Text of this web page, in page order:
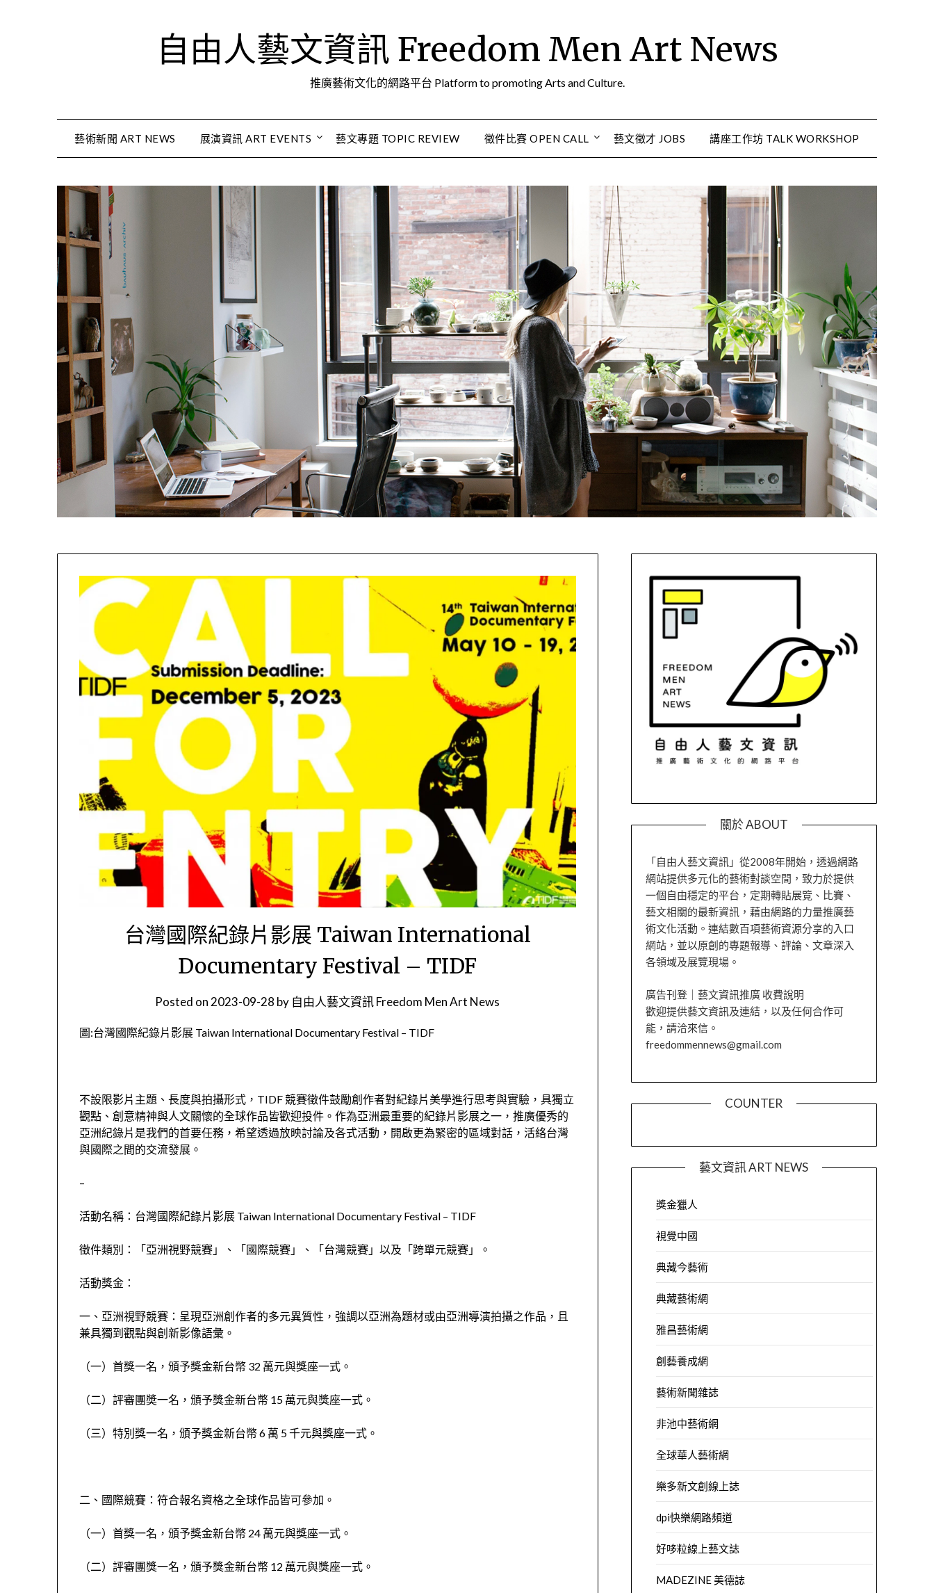
自由人藝文資訊 Freedom Men Art News
推廣藝術文化的網路平台 Platform to promoting Arts and Culture.
藝術新聞 ART NEWS 展演資訊 ART EVENTS 藝文專題 TOPIC REVIEW 徵件比賽 OPEN CALL 藝文徵才 JOBS 講座工作坊 TALK WORKSHOP
台灣國際紀錄片影展 Taiwan International
Documentary Festival – TIDF
Posted on 2023-09-28 by 自由人藝文資訊 Freedom Men Art News
圖:台灣國際紀錄片影展 Taiwan International Documentary Festival – TIDF
不設限影片主題、長度與拍攝形式，TIDF 競賽徵件鼓勵創作者對紀錄片美學進行思考與實驗，具獨立
觀點、創意精神與人文關懷的全球作品皆歡迎投件。作為亞洲最重要的紀錄片影展之一，推廣優秀的
亞洲紀錄片是我們的首要任務，希望透過放映討論及各式活動，開啟更為緊密的區域對話，活絡台灣
與國際之間的交流發展。
–
活動名稱：台灣國際紀錄片影展 Taiwan International Documentary Festival – TIDF
徵件類別：「亞洲視野競賽」、「國際競賽」、「台灣競賽」以及「跨單元競賽」。
活動獎金：
一、亞洲視野競賽：呈現亞洲創作者的多元異質性，強調以亞洲為題材或由亞洲導演拍攝之作品，且
兼具獨到觀點與創新影像語彙。
（一）首獎一名，頒予獎金新台幣 32 萬元與獎座一式。
（二）評審團奬一名，頒予獎金新台幣 15 萬元與獎座一式。
（三）特別獎一名，頒予獎金新台幣 6 萬 5 千元與獎座一式。
二、國際競賽：符合報名資格之全球作品皆可參加。
（一）首獎一名，頒予獎金新台幣 24 萬元與獎座一式。
（二）評審團獎一名，頒予獎金新台幣 12 萬元與獎座一式。
關於 ABOUT
「自由人藝文資訊」從2008年開始，透過網路
網站提供多元化的藝術對談空間，致力於提供
一個自由穩定的平台，定期轉貼展覽、比賽、
藝文相關的最新資訊，藉由網路的力量推廣藝
術文化活動。連結數百項藝術資源分享的入口
網站，並以原創的專題報導、評論、文章深入
各領域及展覽現場。
廣告刊登｜藝文資訊推廣 收費說明
歡迎提供藝文資訊及連結，以及任何合作可
能，請洽來信。
freedommennews@gmail.com
COUNTER
藝文資訊 ART NEWS
獎金獵人
視覺中國
典藏今藝術
典藏藝術網
雅昌藝術網
創藝養成網
藝術新聞雜誌
非池中藝術網
全球華人藝術網
樂多新文創線上誌
dpi快樂網路頻道
好哆粒線上藝文誌
MADEZINE 美德誌